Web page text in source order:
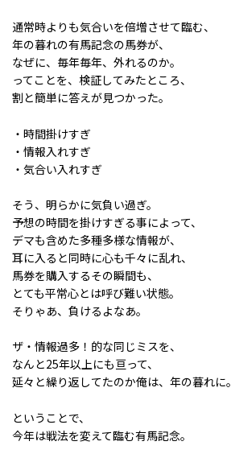
通常時よりも気合いを倍増させて臨む、
年の暮れの有馬記念の馬券が、
なぜに、毎年毎年、外れるのか。
ってことを、検証してみたところ、
割と簡単に答えが見つかった。
・時間掛けすぎ
・情報入れすぎ
・気合い入れすぎ
そう、明らかに気負い過ぎ。
予想の時間を掛けすぎる事によって、
デマも含めた多種多様な情報が、
耳に入ると同時に心も千々に乱れ、
馬券を購入するその瞬間も、
とても平常心とは呼び難い状態。
そりゃあ、負けるよなあ。
ザ・情報過多！的な同じミスを、
なんと25年以上にも亘って、
延々と繰り返してたのか俺は、年の暮れに。
ということで、
今年は戦法を変えて臨む有馬記念。